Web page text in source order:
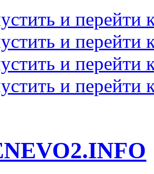
и перейти
и перейти
и перейти
и перейти